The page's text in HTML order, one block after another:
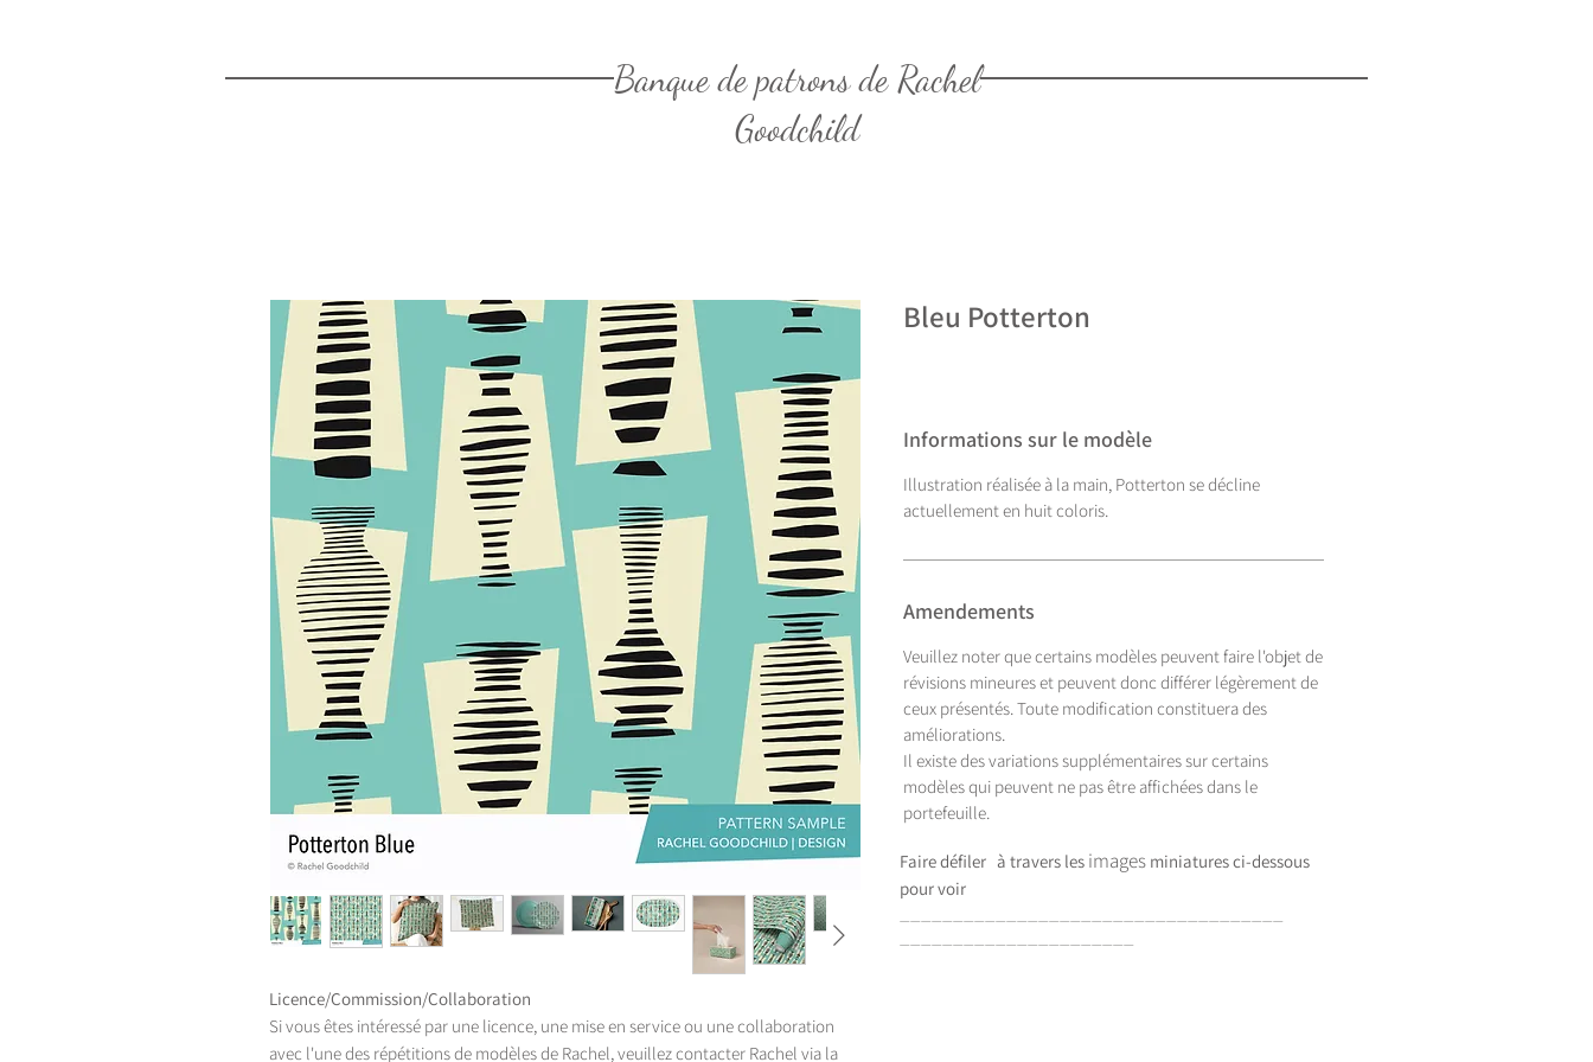
Banque de patrons de Rachel
Goodchild
Licence/Commission/Collaboration
Si vous êtes intéressé par une licence, une mise en service ou une collaboration
avec l'une des répétitions de modèles de Rachel, veuillez contacter Rachel via la
Bleu Potterton
Informations sur le modèle
Illustration réalisée à la main, Potterton se décline
actuellement en huit coloris.
Amendements
Veuillez noter que certains modèles peuvent faire l'objet de
révisions mineures et peuvent donc différer légèrement de
ceux présentés. Toute modification constituera des
améliorations.
Il existe des variations supplémentaires sur certains
modèles qui peuvent ne pas être affichées dans le
portefeuille.
Faire défiler à travers les images miniaturesci-dessous
pour voir